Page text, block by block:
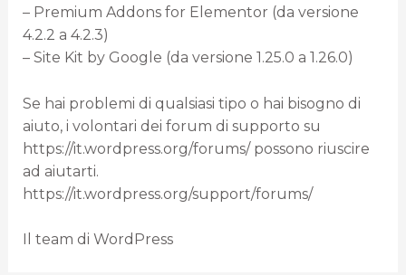
– Premium Addons for Elementor (da versione
4.2.2 a 4.2.3)
– Site Kit by Google (da versione 1.25.0 a 1.26.0)
Se hai problemi di qualsiasi tipo o hai bisogno di
aiuto, i volontari dei forum di supporto su
https://it.wordpress.org/forums/ possono riuscire
ad aiutarti.
https://it.wordpress.org/support/forums/
Il team di WordPress